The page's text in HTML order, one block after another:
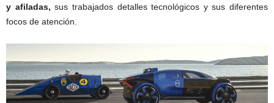
y afiladas, sus trabajados detalles tecnológicos y sus diferentes
focos de atención.